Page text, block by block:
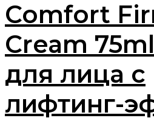
Comfort
Cream
для лица с
лифтинг-